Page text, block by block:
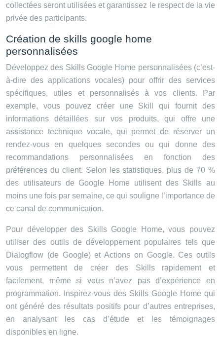
collectées seront utilisées et garantissez le respect de la vie
privée des participants.
Création de skills google home
personnalisées
Développez des Skills Google Home personnalisées (c’est-
à-dire des applications vocales) pour offrir des services
spécifiques, utiles et personnalisés à vos clients. Par
exemple, vous pouvez créer une Skill qui fournit des
informations détaillées sur vos produits, qui offre une
assistance technique vocale, qui permet de réserver un
rendez-vous en quelques secondes ou qui donne des
recommandations personnalisées en fonction des
préférences du client. Selon les statistiques, plus de 70 %
des utilisateurs de Google Home utilisent des Skills au
moins une fois par semaine, ce qui souligne l’importance de
ce canal de communication.
Pour développer des Skills Google Home, vous pouvez
utiliser des outils de développement populaires tels que
Dialogflow (de Google) et Actions on Google. Ces outils
vous permettent de créer des Skills rapidement et
facilement, même si vous n’avez pas d’expérience en
programmation. Inspirez-vous des Skills Google Home qui
ont généré des résultats positifs pour d’autres entreprises,
en analysant les cas d’étude et les témoignages
disponibles en ligne.